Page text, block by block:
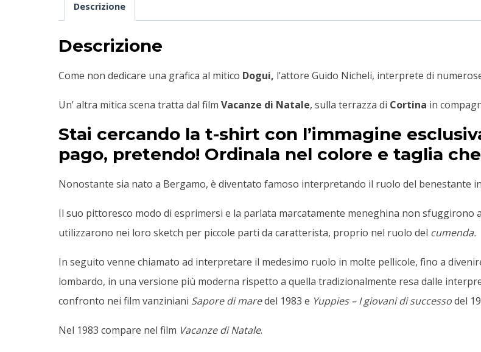
Descrizione
Descrizione
Come non dedicare una grafica al mitico Dogui, l’attore Guido Nicheli, interprete di
Un’ altra mitica scena tratta dal film Vacanze di Natale, sulla terrazza di Cortina in
Stai cercando la t-shirt con l’immagine
pago, pretendo! Ordinala nel colore e taglia
Nonostante sia nato a Bergamo, è diventato famoso interpretando il ruolo del benestante
Il suo pittoresco modo di esprimersi e la parlata marcatamente meneghina non sfuggirono
utilizzarono nei loro sketch per piccole parti da caratterista, proprio nel ruolo del cumenda.
In seguito venne chiamato ad interpretare il medesimo ruolo in molte pellicole, fino a
lombardo, in una versione più moderna rispetto a quella tradizionalmente resa dalle
confronto nei film vanziniani Sapore di maredel 1983 e Yuppies – I giovani di successodel
Nel 1983 compare nel film Vacanze di Natale.